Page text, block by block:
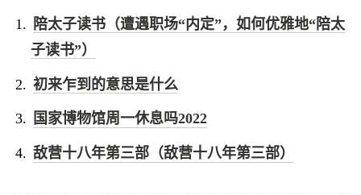
陪太子读书（遭遇职场“内定”，如何优雅地“陪太
子读书”）
初来乍到的意思是什么
国家博物馆周一休息吗2022
敌营十八年第三部（敌营十八年第三部）